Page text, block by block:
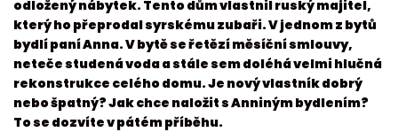
odložený nábytek. Tento dům vlastnil ruský majitel,
který ho přeprodal syrskému zubaři. V jednom z bytů
bydlí paní Anna. V bytě se řetězí měsíční smlouvy,
neteče studená voda a stále sem doléhá velmi hlučná
rekonstrukce celého domu. Je nový vlastník dobrý
nebo špatný? Jak chce naložit s Anniným bydlením?
To se dozvíte v pátém příběhu.